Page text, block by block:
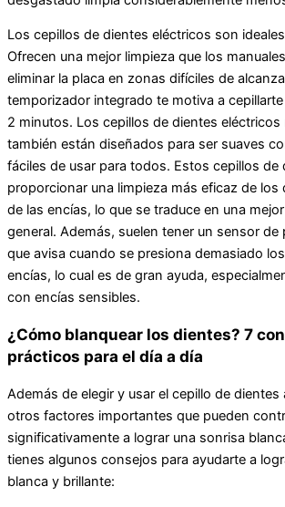
Los cepillos de dientes eléctricos son
Ofrecen una mejor limpieza que los
eliminar la placa en zonas difíciles de
temporizador integrado te motiva a
2 minutos. Los cepillos de dientes eléctricos
también están diseñados para ser suaves
fáciles de usar para todos. Estos cepillos de
proporcionar una limpieza más eficaz de los
de las encías, lo que se traduce en una
general. Además, suelen tener un sensor de
que avisa cuando se presiona demasiado
encías, lo cual es de gran ayuda,
con encías sensibles.
¿Cómo blanquear los dientes? 7
prácticos para el día a día
Además de elegir y usar el cepillo de
otros factores importantes que pueden
significativamente a lograr una sonrisa
tienes algunos consejos para ayudarte a
blanca y brillante: